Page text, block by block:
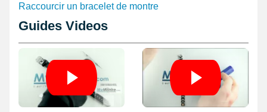
Raccourcir un bracelet de montre
Guides Videos